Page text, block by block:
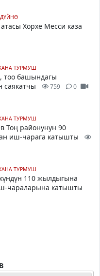
ДҮЙНӨ
Хорхе Месси каза
ТУРМУШ
тоо башындагы
саякатчы
759 0
ТУРМУШ
Тоң районунун 90
иш-чарага катышты
ТУРМУШ
110 жылдыгына
чараларына катышты